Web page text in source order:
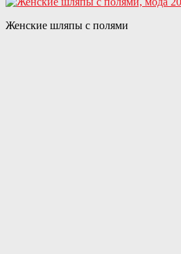
Женские шляпы с полями